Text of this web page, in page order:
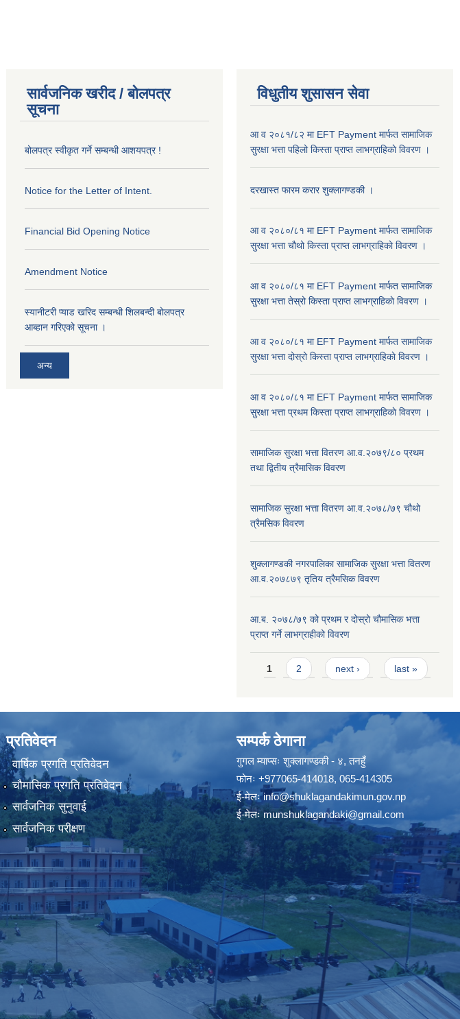
सार्वजनिक खरीद / बोलपत्र
सूचना
बोलपत्र स्वीकृत गर्ने सम्बन्धी आशयपत्र !
Notice for the Letter of Intent.
Financial Bid Opening Notice
Amendment Notice
स्यानीटरी प्याड खरिद सम्बन्धी शिलबन्दी बोलपत्र
आब्हान गरिएको सूचना ।
अन्य
विधुतीय शुसासन सेवा
आ व २०८१/८२ मा EFT Payment मार्फत सामाजिक
सुरक्षा भत्ता पहिलो किस्ता प्राप्त लाभग्राहिकाे विवरण ।
दरखास्त फारम करार शुक्लागण्डकी ।
आ व २०८०/८१ मा EFT Payment मार्फत सामाजिक
सुरक्षा भत्ता चौथो किस्ता प्राप्त लाभग्राहिकाे विवरण ।
आ व २०८०/८१ मा EFT Payment मार्फत सामाजिक
सुरक्षा भत्ता तेस्रो किस्ता प्राप्त लाभग्राहिकाे विवरण ।
आ व २०८०/८१ मा EFT Payment मार्फत सामाजिक
सुरक्षा भत्ता दोस्रो किस्ता प्राप्त लाभग्राहिकाे विवरण ।
आ व २०८०/८१ मा EFT Payment मार्फत सामाजिक
सुरक्षा भत्ता प्रथम किस्ता प्राप्त लाभग्राहिकाे विवरण ।
सामाजिक सुरक्षा भत्ता वितरण आ.व.२०७९/८० प्रथम
तथा द्वितीय त्रैमासिक विवरण
सामाजिक सुरक्षा भत्ता वितरण आ.व.२०७८/७९ चौथो
त्रैमसिक विवरण
शुक्लागण्डकी नगरपालिका सामाजिक सुरक्षा भत्ता वितरण
आ.व.२०७८७९ तृतिय त्रैमसिक विवरण
आ.ब. २०७८/७९ को प्रथम र दोस्रो चौमासिक भत्ता
प्राप्त गर्ने लाभग्राहीको विवरण
Pages
1 2 next › last »
प्रतिवेदन
वार्षिक प्रगति प्रतिवेदन
चौमासिक प्रगति प्रतिवेदन
सार्वजनिक सुनुवाई
सार्वजनिक परीक्षण
सम्पर्क ठेगाना
गुगल म्याप्सःशुक्लागण्डकी - ४, तनहुँ
फोनः +977065-414018, 065-414305
ई-मेलःinfo@shuklagandakimun.gov.np
ई-मेलःmunshuklagandaki@gmail.com